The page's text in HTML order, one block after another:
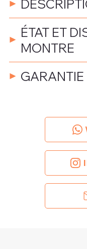
ÉTAT ET
MONTRE
GARANTIE